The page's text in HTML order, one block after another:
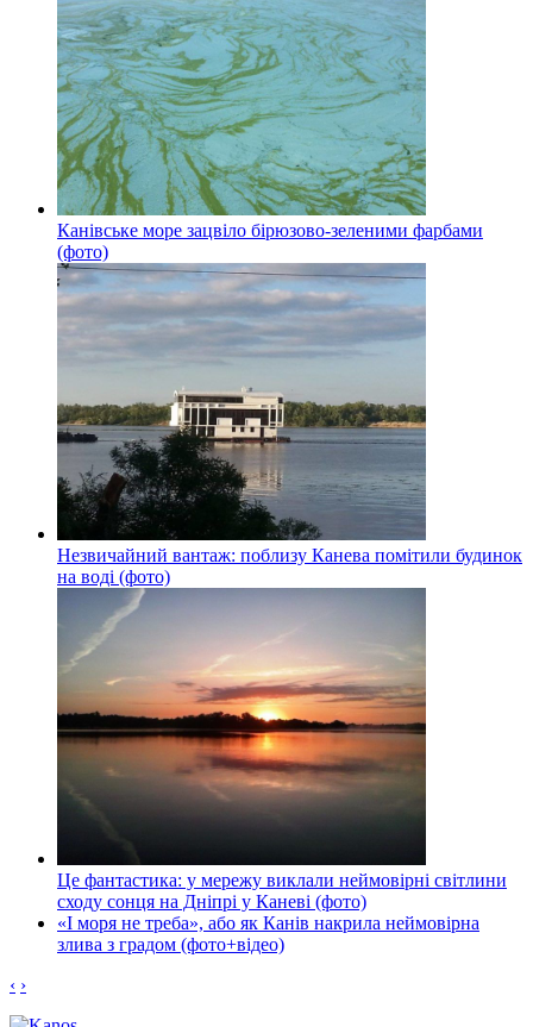
Канівське море зацвіло бірюзово-зеленими фарбами
(фото)
Незвичайний вантаж: поблизу Канева помітили будинок
на воді (фото)
Це фантастика: у мережу виклали неймовірні світлини
сходу сонця на Дніпрі у Каневі (фото)
«І моря не треба», або як Канів накрила неймовірна
злива з градом (фото+відео)
‹ ›